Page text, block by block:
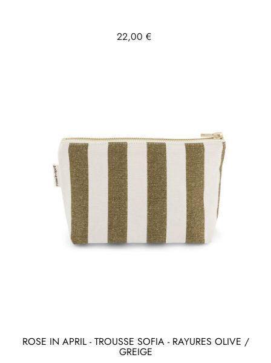
Prix
22,00 €
ROSE IN APRIL - TROUSSE SOFIA - RAYURES OLIVE /
GREIGE